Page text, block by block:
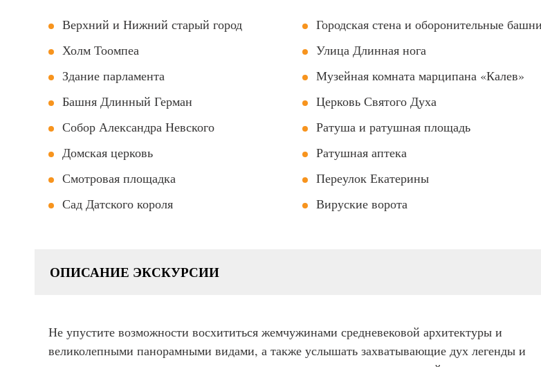
Верхний и Нижний старый город
Холм Тоомпеа
Здание парламента
Башня Длинный Герман
Собор Александра Невского
Домская церковь
Смотровая площадка
Сад Датского короля
Городская стена и оборонительные башни
Улица Длинная нога
Музейная комната марципана «Калев»
Церковь Святого Духа
Ратуша и ратушная площадь
Ратушная аптека
Переулок Екатерины
Вируские ворота
ОПИСАНИЕ ЭКСКУРСИИ
Не упустите возможности восхититься жемчужинами средневековой архитектуры и
великолепными панорамными видами, а также услышать захватывающие дух легенды и